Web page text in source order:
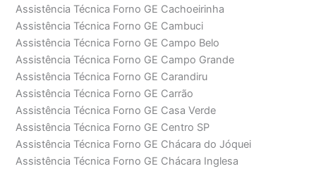
Assistência Técnica Forno GE Cachoeirinha
Assistência Técnica Forno GE Cambuci
Assistência Técnica Forno GE Campo Belo
Assistência Técnica Forno GE Campo Grande
Assistência Técnica Forno GE Carandiru
Assistência Técnica Forno GE Carrão
Assistência Técnica Forno GE Casa Verde
Assistência Técnica Forno GE Centro SP
Assistência Técnica Forno GE Chácara do Jóquei
Assistência Técnica Forno GE Chácara Inglesa